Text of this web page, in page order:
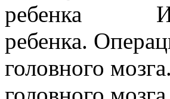
ребенка.
головного